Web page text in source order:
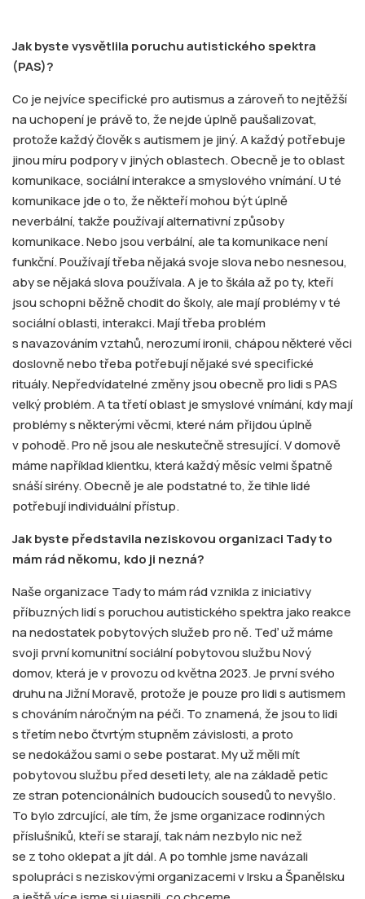
Jak byste vysvětlila poruchu autistického spektra
(PAS)?
Co je nejvíce specifické pro autismus a zároveň to nejtěžší
na uchopení je právě to, že nejde úplně paušalizovat,
protože každý člověk s autismem je jiný. A každý potřebuje
jinou míru podpory v jiných oblastech. Obecně je to oblast
komunikace, sociální interakce a smyslového vnímání. U té
komunikace jde o to, že někteří mohou být úplně
neverbální, takže používají alternativní způsoby
komunikace. Nebo jsou verbální, ale ta komunikace není
funkční. Používají třeba nějaká svoje slova nebo nesnesou,
aby se nějaká slova používala. A je to škála až po ty, kteří
jsou schopni běžně chodit do školy, ale mají problémy v té
sociální oblasti, interakci. Mají třeba problém
s navazováním vztahů, nerozumí ironii, chápou některé věci
doslovně nebo třeba potřebují nějaké své specifické
rituály. Nepředvídatelné změny jsou obecně pro lidi s PAS
velký problém. A ta třetí oblast je smyslové vnímání, kdy mají
problémy s některými věcmi, které nám přijdou úplně
v pohodě. Pro ně jsou ale neskutečně stresující. V domově
máme například klientku, která každý měsíc velmi špatně
snáší sirény. Obecně je ale podstatné to, že tihle lidé
potřebují individuální přístup.
Jak byste představila neziskovou organizaci Tady to
mám rád někomu, kdo ji nezná?
Naše organizace Tady to mám rád vznikla z iniciativy
příbuzných lidí s poruchou autistického spektra jako reakce
na nedostatek pobytových služeb pro ně. Teď už máme
svoji první komunitní sociální pobytovou službu Nový
domov, která je v provozu od května 2023. Je první svého
druhu na Jižní Moravě, protože je pouze pro lidi s autismem
s chováním náročným na péči. To znamená, že jsou to lidi
s třetím nebo čtvrtým stupněm závislosti, a proto
se nedokážou sami o sebe postarat. My už měli mít
pobytovou službu před deseti lety, ale na základě petic
ze stran potencionálních budoucích sousedů to nevyšlo.
To bylo zdrcující, ale tím, že jsme organizace rodinných
příslušníků, kteří se starají, tak nám nezbylo nic než
se z toho oklepat a jít dál. A po tomhle jsme navázali
spolupráci s neziskovými organizacemi v Irsku a Španělsku